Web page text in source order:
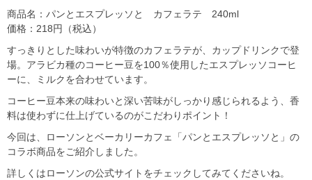
商品名：パンとエスプレッソと カフェラテ 240ml
価格：218円（税込）
すっきりとした味わいが特徴のカフェラテが、カップドリンクで登
場。アラビカ種のコーヒー豆を100％使用したエスプレッソコーヒ
ーに、ミルクを合わせています。
コーヒー豆本来の味わいと深い苦味がしっかり感じられるよう、香
料は使わずに仕上げているのがこだわりポイント！
今回は、ローソンとベーカリーカフェ「パンとエスプレッソと」の
コラボ商品をご紹介しました。
詳しくはローソンの公式サイトをチェックしてみてくださいね。